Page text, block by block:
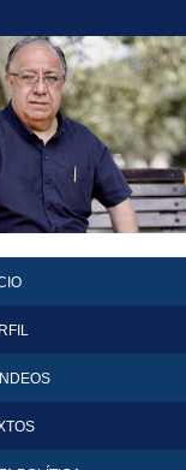
SUPLEMENTO